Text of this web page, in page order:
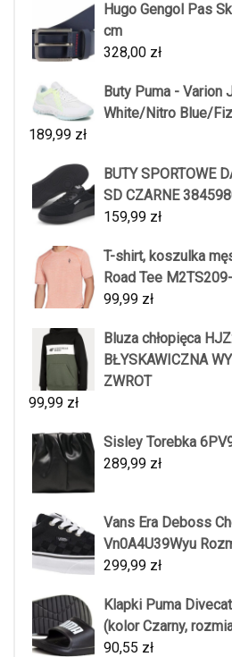
Hugo Gengol Pas
cm
328,00 zł
Buty Puma - Varion
White/Nitro Blue/
189,99 zł
BUTY SPORTOWE
SD CZARNE
159,99 zł
T-shirt, koszulka
Road Tee
99,99 zł
Bluza chłopięca
BŁYSKAWICZNA
ZWROT
99,99 zł
Sisley Torebka
289,99 zł
Vans Era Deboss
Vn0A4U39Wyu
299,99 zł
Klapki Puma
(kolor Czarny,
90,55 zł